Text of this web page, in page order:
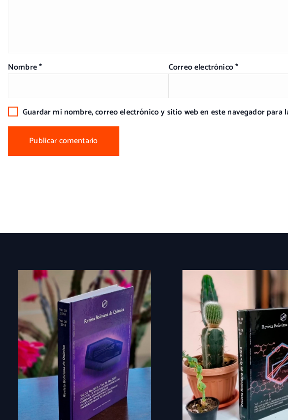
Nombre* Correo electrónico*
Guardar mi nombre, correo electrónico y sitio web en este navegador para